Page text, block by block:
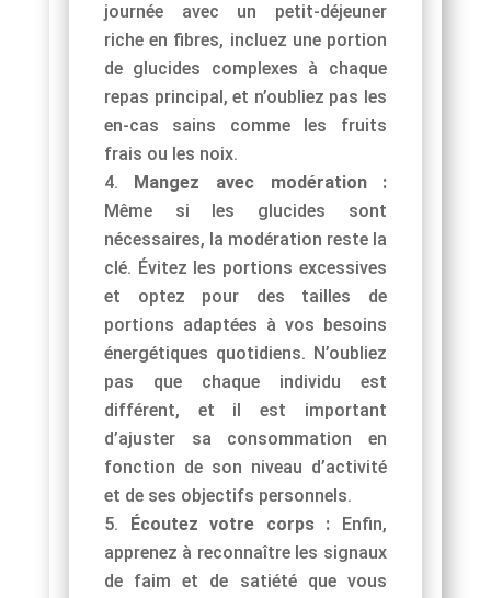
journée avec un petit-déjeuner
riche en fibres, incluez une portion
de glucides complexes à chaque
repas principal, et n’oubliez pas les
en-cas sains comme les fruits
frais ou les noix.
Mangez avec modération :
Même si les glucides sont
nécessaires, la modération reste la
clé. Évitez les portions excessives
et optez pour des tailles de
portions adaptées à vos besoins
énergétiques quotidiens. N’oubliez
pas que chaque individu est
différent, et il est important
d’ajuster sa consommation en
fonction de son niveau d’activité
et de ses objectifs personnels.
Écoutez votre corps : Enfin,
apprenez à reconnaître les signaux
de faim et de satiété que vous